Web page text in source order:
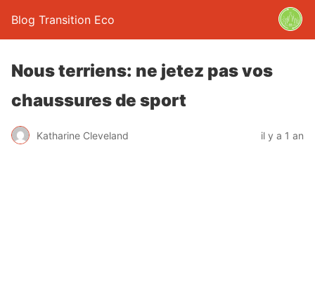
Blog Transition Eco
Nous terriens: ne jetez pas vos
chaussures de sport
Katharine Cleveland il y a 1 an